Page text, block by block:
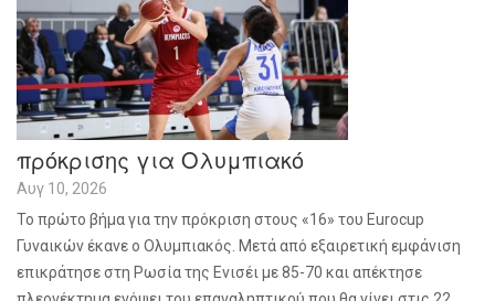
πρόκρισης για Ολυμπιακό
Αυγ 10, 2026
Το πρώτο βήμα για την πρόκριση στους «16» του Eurocup
Γυναικών έκανε ο Ολυμπιακός. Μετά από εξαιρετική εμφάνιση
επικράτησε στη Ρωσία της Ενισέι με 85-70 και απέκτησε